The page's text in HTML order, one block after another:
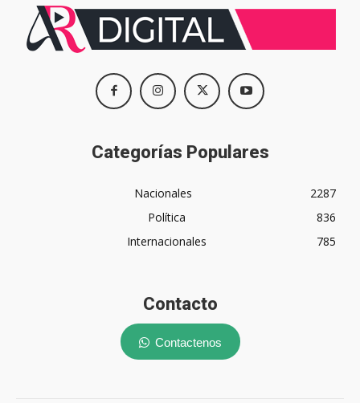
Categorías Populares
Nacionales
2287
Política
836
Internacionales
785
Contacto
Contactenos